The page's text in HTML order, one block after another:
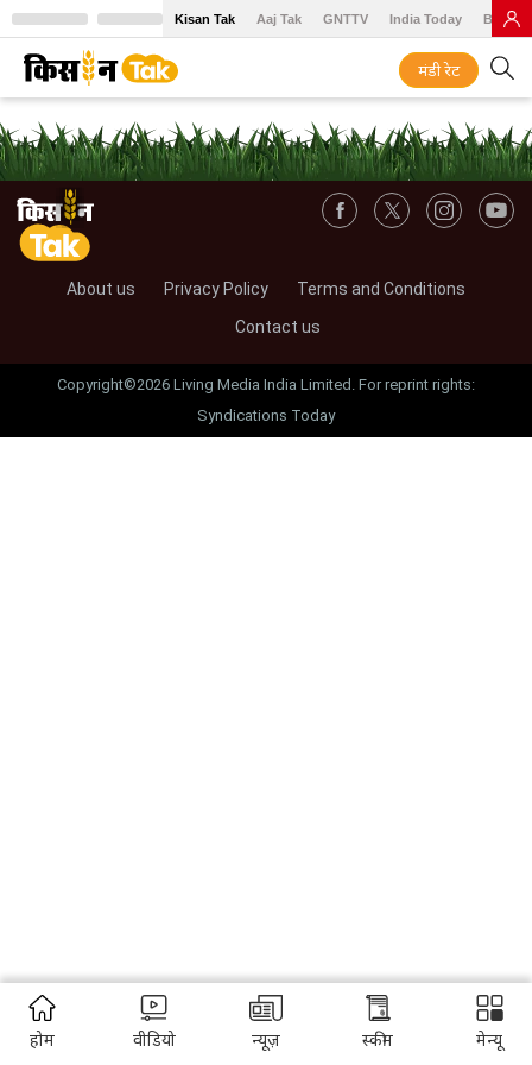
Kisan Tak Aaj Tak GNTTV India Today BT
मंडी रेट
About us Privacy Policy
Terms and Conditions
Contact us
Copyright©2026 Living Media India Limited. For reprint rights:
Syndications Today
होम वीडियो न्यूज़ स्कीम मेन्यू